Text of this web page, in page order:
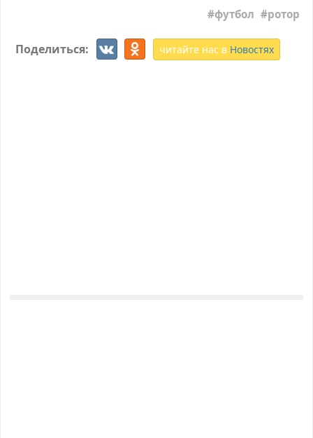
футбол ротор
Поделиться: читайте нас в Новостях